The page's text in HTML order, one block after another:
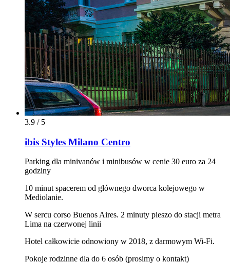
3.9 / 5
ibis Styles Milano Centro
Parking dla minivanów i minibusów w cenie 30 euro za 24
godziny
10 minut spacerem od głównego dworca kolejowego w
Mediolanie.
W sercu corso Buenos Aires. 2 minuty pieszo do stacji metra
Lima na czerwonej linii
Hotel całkowicie odnowiony w 2018, z darmowym Wi-Fi.
Pokoje rodzinne dla do 6 osób (prosimy o kontakt)